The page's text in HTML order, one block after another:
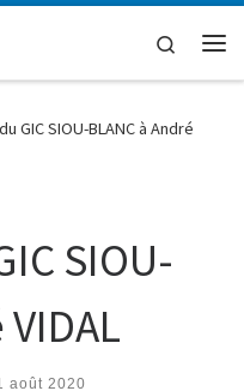
Search
GIC SIOU-BLANC à André
SIOU-
août 2020